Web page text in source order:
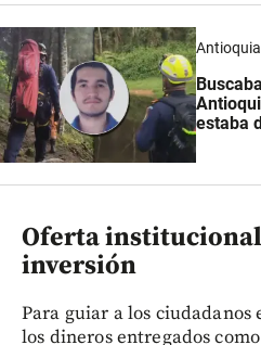
Antioquia
estaba
Oferta
inversión
Para guiar a los
los dineros entregados